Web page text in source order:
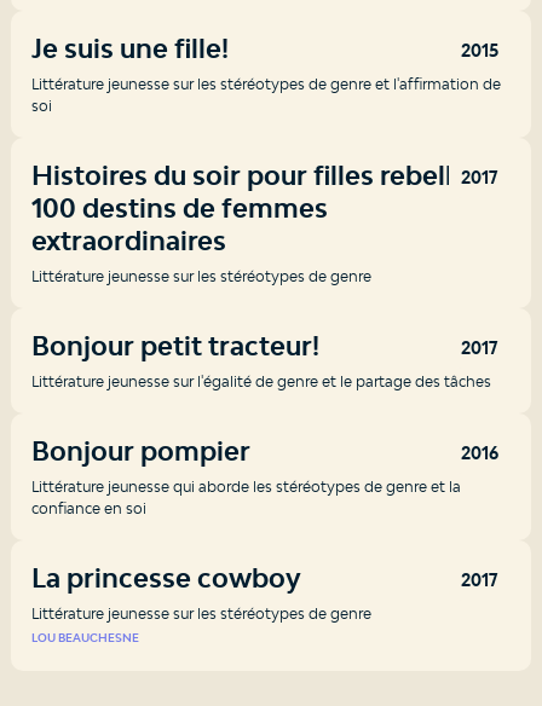
2015
Je suis une fille!
Littérature jeunesse sur les stéréotypes de genre et l'affirmation de
soi
2017
Histoires du soir pour filles rebelles :
100 destins de femmes
extraordinaires
Littérature jeunesse sur les stéréotypes de genre
2017
Bonjour petit tracteur!
Littérature jeunesse sur l'égalité de genre et le partage des tâches
2016
Bonjour pompier
Littérature jeunesse qui aborde les stéréotypes de genre et la
confiance en soi
2017
La princesse cowboy
Littérature jeunesse sur les stéréotypes de genre
LOU BEAUCHESNE